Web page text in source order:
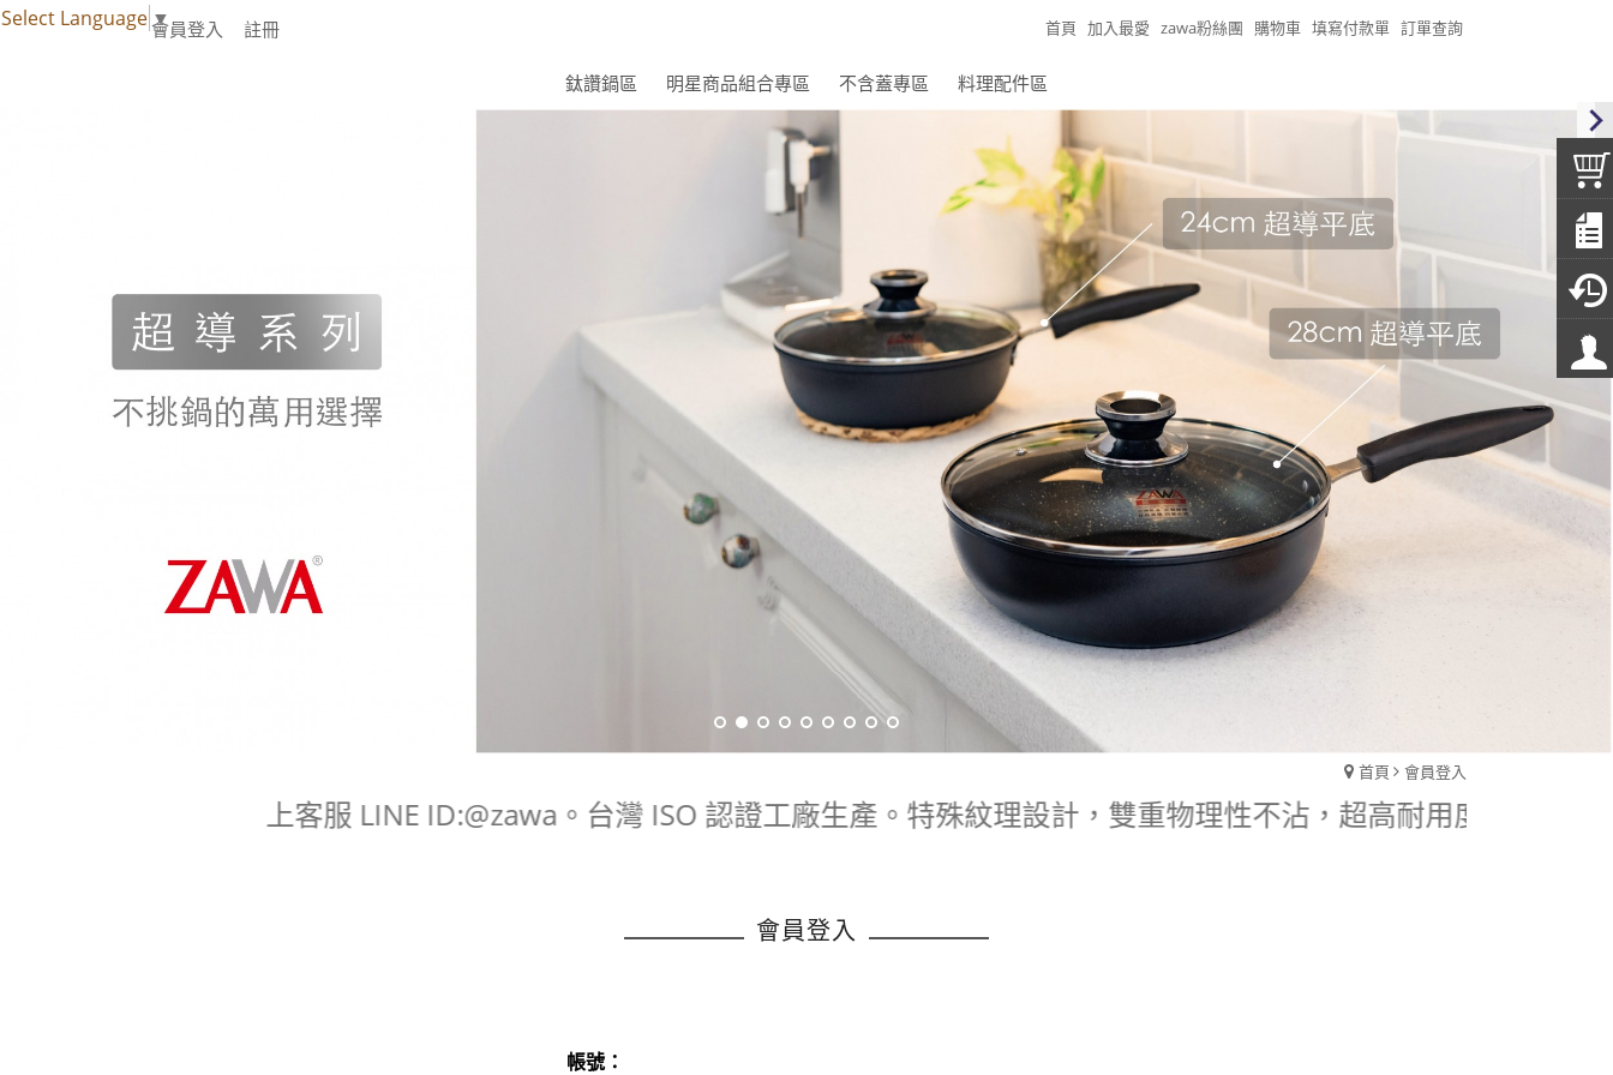
Select Language ▼ 首頁 加入最愛 zawa粉絲團 購物車 填寫付款單 訂單查詢
會員登入 註冊
鈦讚鍋區 明星商品組合專區 不含蓋專區 料理配件區
首頁 會員登入
即時線上客服 LINE ID:@zawa。台灣 ISO 認證工廠生產。特殊紋理設計，雙重物理性不沾，超高耐用度。不用開鍋
會員登入
帳號：